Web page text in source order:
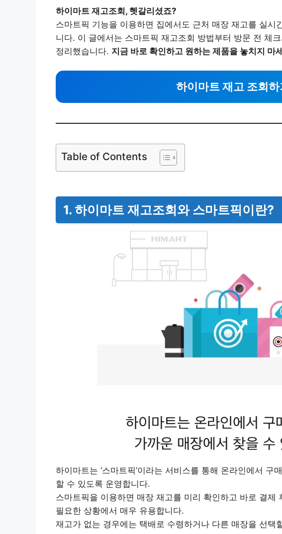
하이마트 재고조회, 헷갈리셨죠?
스마트픽 기능을 이용하면 집에서도 근처 매장 재고를 실시
니다. 이 글에서는 스마트픽 재고조회 방법부터 방문 전 체
정리했습니다. 지금 바로 확인하고 원하는 제품을 놓치지 마
하이마트 재고 조회하
Table of Contents
1. 하이마트 재고조회와 스마트픽이란?
하이마트는 ‘스마트픽’이라는 서비스를 통해 온라인에서 구
할 수 있도록 운영합니다.
스마트픽을 이용하면 매장 재고를 미리 확인하고 바로 결제
필요한 상황에서 매우 유용합니다.
재고가 없는 경우에는 택배로 수령하거나 다른 매장을 선택